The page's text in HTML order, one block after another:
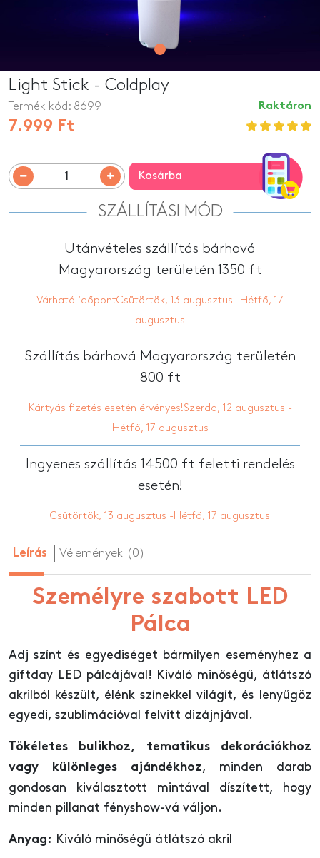
Light Stick - Coldplay
Raktáron
Termék kód: 8699
7.999 Ft
Kosárba
SZÁLLÍTÁSI MÓD
Utánvételes szállítás bárhová
Magyarország területén 1350 ft
Várható időpontCsütörtök, 13 augusztus -Hétfő, 17
augusztus
Szállítás bárhová Magyarország területén
800 ft
Kártyás fizetés esetén érvényes!Szerda, 12 augusztus -
Hétfő, 17 augusztus
Ingyenes szállítás 14500 ft feletti rendelés
esetén!
Csütörtök, 13 augusztus -Hétfő, 17 augusztus
Leírás Vélemények (0)
Személyre szabott LED
Pálca
Adj színt és egyediséget bármilyen eseményhez a
giftday LED pálcájával! Kiváló minőségű, átlátszó
akrilból készült, élénk színekkel világít, és lenyűgöz
egyedi, szublimációval felvitt dizájnjával.
Tökéletes bulikhoz, tematikus dekorációkhoz
vagy különleges ajándékhoz, minden darab
gondosan kiválasztott mintával díszített, hogy
minden pillanat fényshow-vá váljon.
Anyag: Kiváló minőségű átlátszó akril